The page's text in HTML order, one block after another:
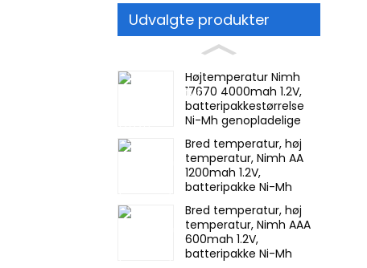
Udvalgte produkter
Højtemperatur Nimh
17670 4000mah 1.2V,
batteripakkestørrelse
Ni-Mh genopladelige
minedriftsforlygter
Bred temperatur, høj
temperatur, Nimh AA
1200mah 1.2V,
batteripakke Ni-Mh
genopladeligt batteri til
nødlys
Bred temperatur, høj
temperatur, Nimh AAA
600mah 1.2V,
batteripakke Ni-Mh